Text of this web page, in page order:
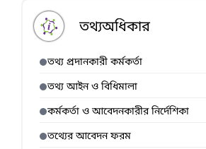
তথ্যঅধিকার
তথ্য প্রদানকারী কর্মকর্তা
তথ্য আইন ও বিধিমালা
কর্মকর্তা ও আবেদনকারীর নির্দেশিকা
তথ্যের আবেদন ফরম